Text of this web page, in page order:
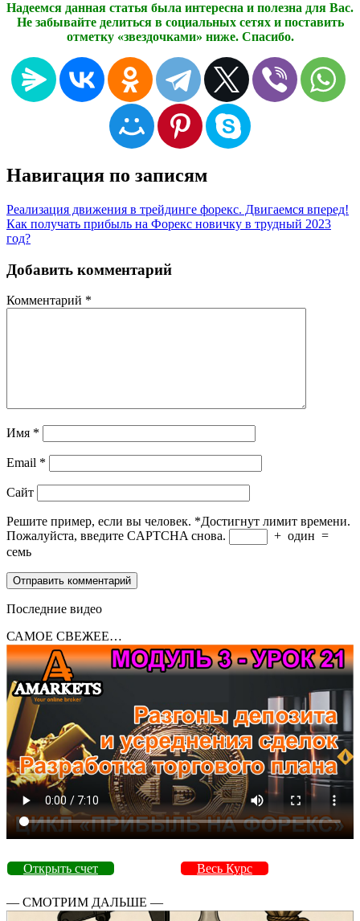
Надеемся данная статья была интересна и полезна для Вас.
Не забывайте делиться в социальных сетях и поставить
отметку «звездочками» ниже. Спасибо.
Навигация по записям
Реализация движения в трейдинге форекс. Двигаемся вперед!
Как получать прибыль на Форекс новичку в трудный 2023
год?
Добавить комментарий
Комментарий *
Имя *
Email *
Сайт
Решите пример, если вы человек. *Достигнут лимит времени.
Пожалуйста, введите CAPTCHA снова.
+ один =
семь
Последние видео
САМОЕ СВЕЖЕЕ…
Открыть счет Весь Курс
— СМОТРИМ ДАЛЬШЕ —